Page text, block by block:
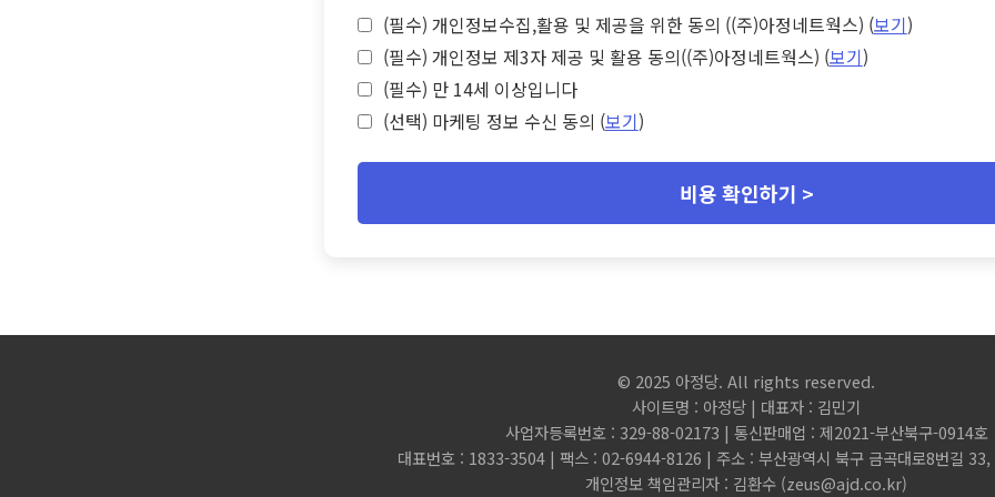
(필수) 개인정보수집,활용 및 제공을 위한 동의 ((주)아정네트웍스) (보기)
(필수) 개인정보 제3자 제공 및 활용 동의((주)아정네트웍스) (보기)
(필수) 만 14세 이상입니다
(선택) 마케팅 정보 수신 동의 (보기)
비용 확인하기 >
© 2025 아정당. All rights reserved.
사이트명 : 아정당 | 대표자 : 김민기
사업자등록번호 : 329-88-02173 | 통신판매업 : 제2021-부산북구-0914호
대표번호 : 1833-3504 | 팩스 : 02-6944-8126 | 주소 : 부산광역시 북구 금곡대로8번길 33,
개인정보 책임관리자 : 김환수 (zeus@ajd.co.kr)